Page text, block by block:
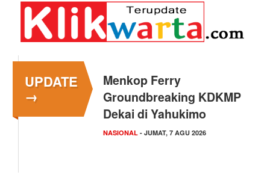
UPDATE
→
Menkop Ferry
Groundbreaking KDKMP
Dekai di Yahukimo
NASIONAL - JUMAT, 7 AGU 2026